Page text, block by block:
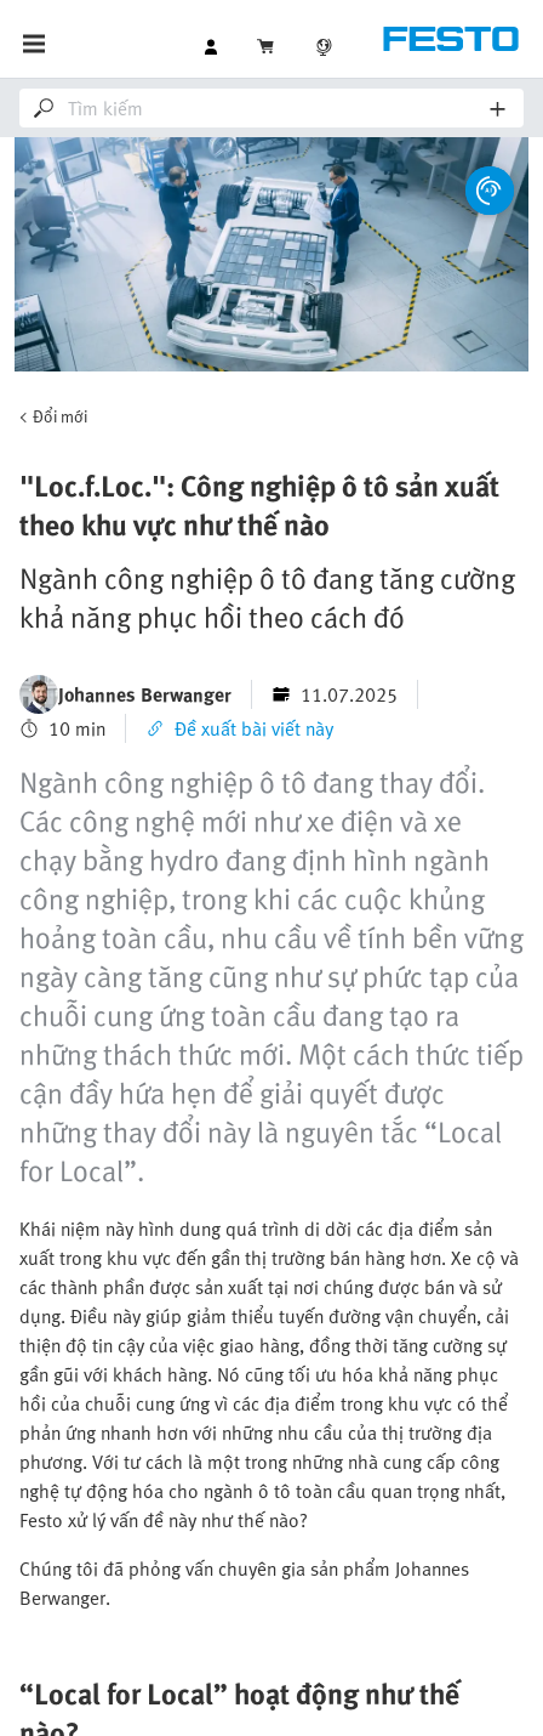
Đổi mới
"Loc.f.Loc.": Công nghiệp ô tô sản xuất
theo khu vực như thế nào
Ngành công nghiệp ô tô đang tăng cường
khả năng phục hồi theo cách đó
Johannes Berwanger
11.07.2025
10 min
Đề xuất bài viết này
Ngành công nghiệp ô tô đang thay đổi.
Các công nghệ mới như xe điện và xe
chạy bằng hydro đang định hình ngành
công nghiệp, trong khi các cuộc khủng
hoảng toàn cầu, nhu cầu về tính bền vững
ngày càng tăng cũng như sự phức tạp của
chuỗi cung ứng toàn cầu đang tạo ra
những thách thức mới. Một cách thức tiếp
cận đầy hứa hẹn để giải quyết được
những thay đổi này là nguyên tắc “Local
for Local”.
Khái niệm này hình dung quá trình di dời các địa điểm sản
xuất trong khu vực đến gần thị trường bán hàng hơn. Xe cộ và
các thành phần được sản xuất tại nơi chúng được bán và sử
dụng. Điều này giúp giảm thiểu tuyến đường vận chuyển, cải
thiện độ tin cậy của việc giao hàng, đồng thời tăng cường sự
gần gũi với khách hàng. Nó cũng tối ưu hóa khả năng phục
hồi của chuỗi cung ứng vì các địa điểm trong khu vực có thể
phản ứng nhanh hơn với những nhu cầu của thị trường địa
phương. Với tư cách là một trong những nhà cung cấp công
nghệ tự động hóa cho ngành ô tô toàn cầu quan trọng nhất,
Festo xử lý vấn đề này như thế nào?
Chúng tôi đã phỏng vấn chuyên gia sản phẩm Johannes
Berwanger.
“Local for Local” hoạt động như thế